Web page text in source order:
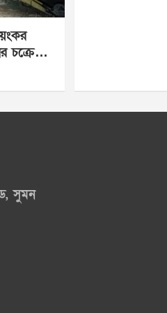
চক্রে
সুমন